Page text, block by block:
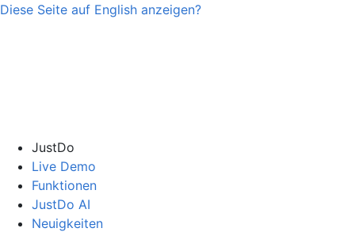
Diese Seite auf English anzeigen?
JustDo
Live Demo
Funktionen
JustDo AI
Neuigkeiten